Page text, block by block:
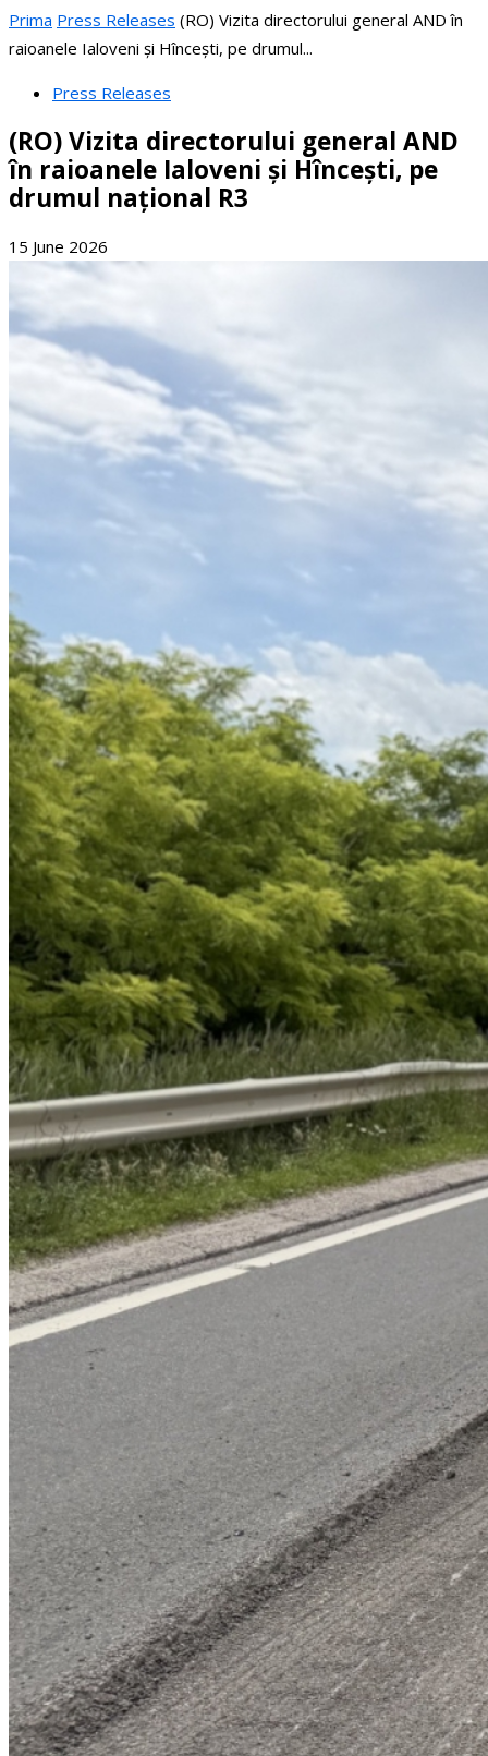
Prima Press Releases (RO) Vizita directorului general AND în
raioanele Ialoveni și Hîncești, pe drumul...
Press Releases
(RO) Vizita directorului general AND
în raioanele Ialoveni și Hîncești, pe
drumul național R3
15 June 2026